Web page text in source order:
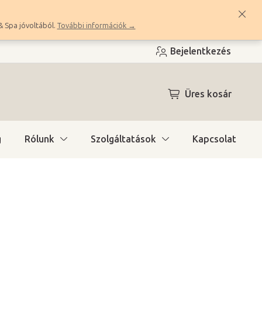
Spa jóvoltából. További információk →
Bejelentkezés
KOSÁR
Üres kosár
Rólunk Szolgáltatások Kapcsolat